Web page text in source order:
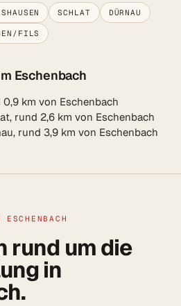
SCHLAT DÜRNAU
FILS
Eschenbach
km von Eschenbach
rund 2,6 km von Eschenbach
rund 3,9 km von Eschenbach
rund um die
in